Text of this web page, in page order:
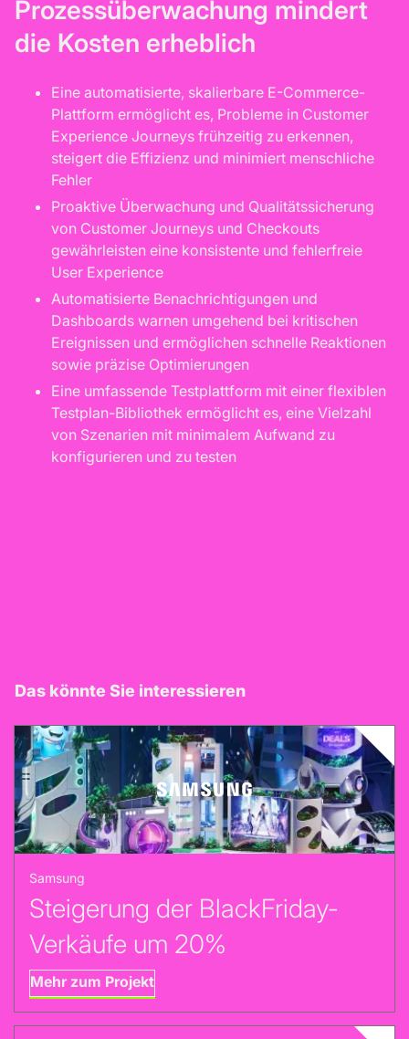
Prozessüberwachung mindert
die Kosten erheblich
Eine automatisierte, skalierbare E-Commerce-
Plattform ermöglicht es, Probleme in Customer
Experience Journeys frühzeitig zu erkennen,
steigert die Effizienz und minimiert menschliche
Fehler
Proaktive Überwachung und Qualitätssicherung
von Customer Journeys und Checkouts
gewährleisten eine konsistente und fehlerfreie
User Experience
Automatisierte Benachrichtigungen und
Dashboards warnen umgehend bei kritischen
Ereignissen und ermöglichen schnelle Reaktionen
sowie präzise Optimierungen
Eine umfassende Testplattform mit einer flexiblen
Testplan-Bibliothek ermöglicht es, eine Vielzahl
von Szenarien mit minimalem Aufwand zu
konfigurieren und zu testen
Das könnte Sie interessieren
Samsung
Steigerung der BlackFriday-
Verkäufe um 20%
Mehr zum Projekt